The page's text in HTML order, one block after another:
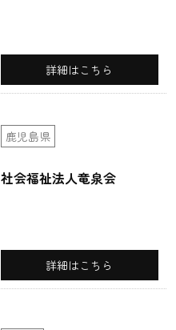
詳細はこちら
鹿児島県
社会福祉法人竜泉会
詳細はこちら